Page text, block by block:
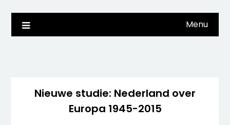
Menu
Nieuwe studie: Nederland over
Europa 1945-2015